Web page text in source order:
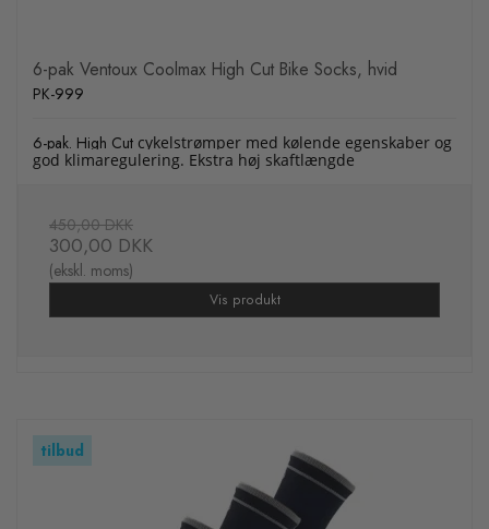
6-pak Ventoux Coolmax High Cut Bike Socks, hvid
PK-999
6-pak. High Cut cykelstrømper med kølende egenskaber og
god klimaregulering. Ekstra høj skaftlængde
450,00 DKK
300,00 DKK
(ekskl. moms)
Vis produkt
tilbud